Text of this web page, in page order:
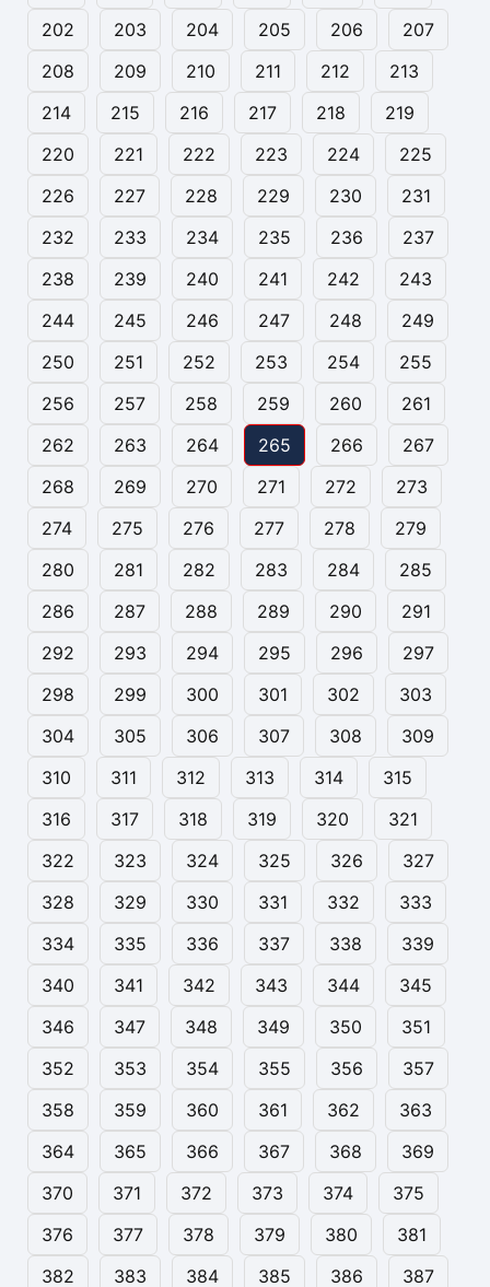
202
203 204 205 206
207
208
209 210 211 212
213
214
215 216 217 218
219
220
221 222 223 224
225
226
227 228 229 230
231
232
233 234 235 236
237
238
239 240 241 242
243
244
245 246 247 248
249
250
251 252 253 254
255
256
257 258 259 260
261
262
263 264 265 266
267
268
269 270 271 272
273
274
275 276 277 278
279
280
281 282 283 284
285
286
287 288 289 290
291
292
293 294 295 296
297
298
299 300 301 302
303
304
305 306 307 308
309
310
311 312 313 314
315
316
317 318 319 320
321
322
323 324 325 326
327
328
329 330 331 332
333
334
335 336 337 338
339
340
341 342 343 344
345
346
347 348 349 350
351
352
353 354 355 356
357
358
359 360 361 362
363
364
365 366 367 368
369
370
371 372 373 374
375
376
377 378 379 380
381
382
383 384 385 386 387